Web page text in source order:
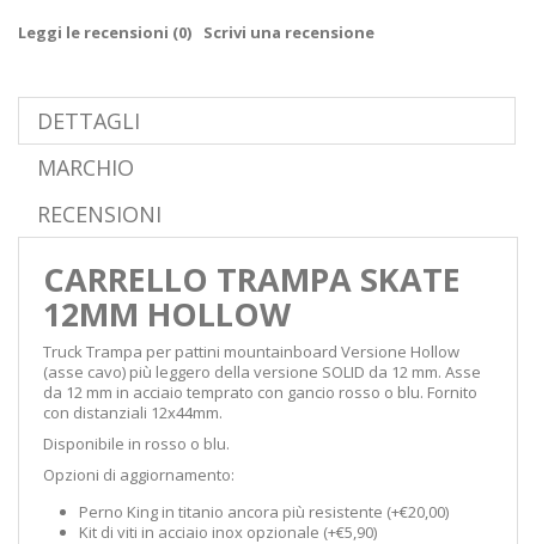
Leggi le recensioni (0) Scrivi una recensione
DETTAGLI
MARCHIO
RECENSIONI
CARRELLO TRAMPA SKATE
12MM HOLLOW
Truck Trampa per pattini mountainboard Versione Hollow
(asse cavo) più leggero della versione SOLID da 12 mm. Asse
da 12 mm in acciaio temprato con gancio rosso o blu. Fornito
con distanziali 12x44mm.
Disponibile in rosso o blu.
Opzioni di aggiornamento:
Perno King in titanio ancora più resistente (+€20,00)
Kit di viti in acciaio inox opzionale (+€5,90)